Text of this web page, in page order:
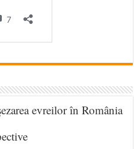
evreilor în România